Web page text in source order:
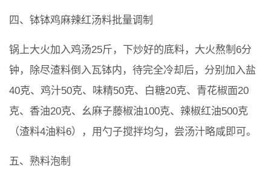
四、钵钵鸡麻辣红汤料批量调制
锅上大火加入鸡汤25斤，下炒好的底料，大火熬制6分
钟，除尽渣料倒入瓦钵内，待完全冷却后，分别加入盐
40克、鸡汁50克、味精50克、白糖20克、青花椒面20
克、香油20克、幺麻子藤椒油100克、辣椒红油500克
（渣料4油料6），用勺子搅拌均匀，尝汤汁略咸即可。
五、熟料泡制